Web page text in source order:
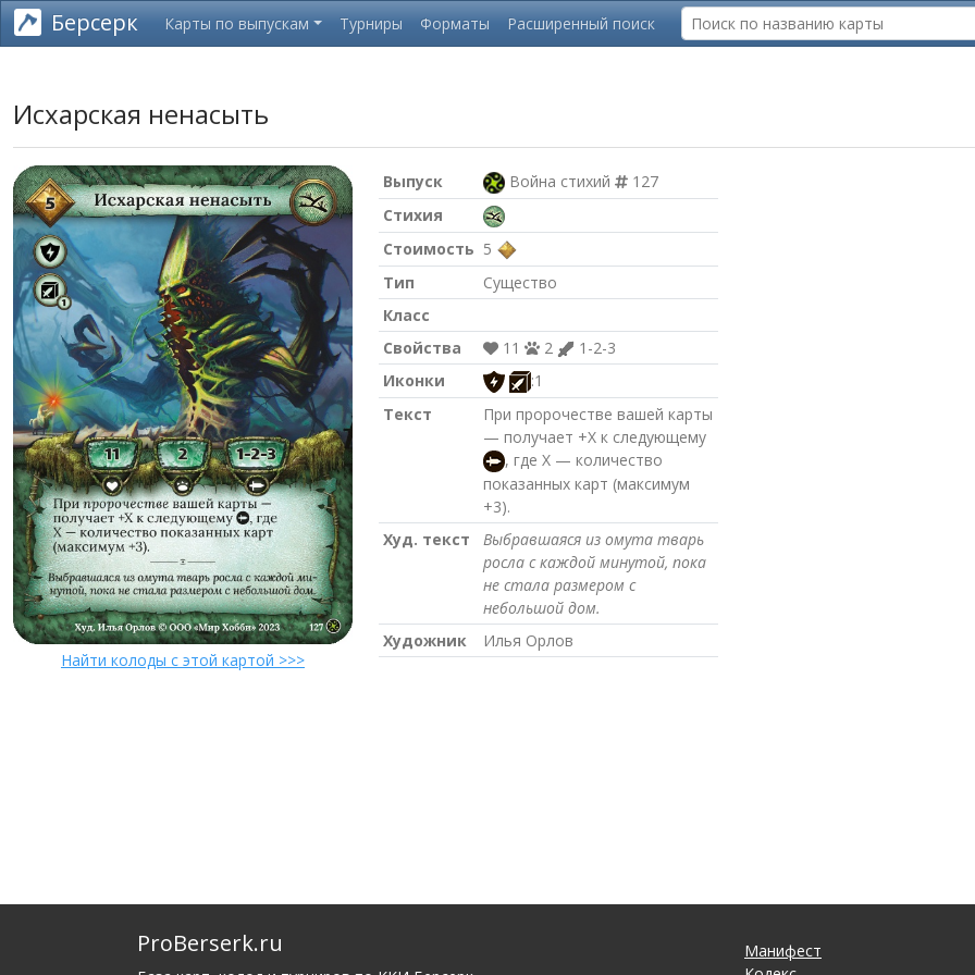
Берсерк Карты по выпускам Турниры Форматы Расширенный поиск
Исхарская ненасыть
Найти колоды с этой картой >>>
Выпуск Война стихий
127
Стихия
Стоимость 5
Тип
Существо
Класс
Свойства
11 2
1-2-3
Иконки
:1
Текст
При пророчестве вашей карты
— получает +X к следующему
, где X — количество
показанных карт (максимум
+3).
Худ. текст
Выбравшаяся из омута тварь
росла с каждой минутой, пока
не стала размером с
небольшой дом.
Художник
Илья Орлов
ProBerserk.ru
Манифест